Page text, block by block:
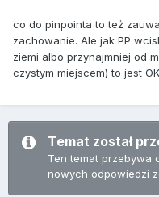
co do pinpointa to też
zachowanie. Ale jak PP
ziemi albo przynajmniej od
czystym miejscem) to jest
Temat został
Ten temat przebywa
nowych odpowiedzi